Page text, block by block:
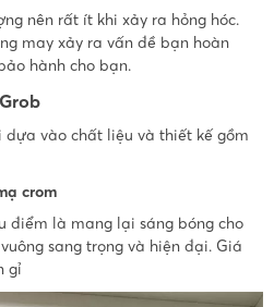
nên rất ít khi xảy ra hỏng hóc.
may xảy ra vấn đề bạn hoàn
hành cho bạn.
vào chất liệu và thiết kế gồm
crom
điểm là mang lại sáng bóng cho
sang trọng và hiện đại. Giá
gỉ